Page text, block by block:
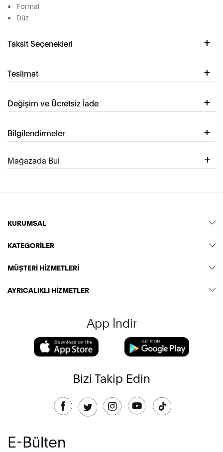
Formal
Düz
Taksit Seçenekleri
Teslimat
Değişim ve Ücretsiz İade
Bilgilendirmeler
Mağazada Bul
KURUMSAL
KATEGORİLER
MÜŞTERİ HİZMETLERİ
AYRICALIKLI HİZMETLER
App İndir
Bizi Takip Edin
E-Bülten